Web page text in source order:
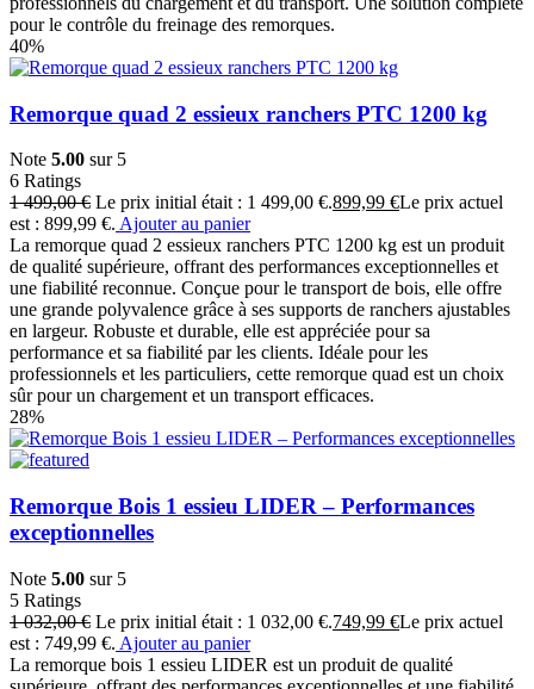
pour le contrôle du freinage des remorques.
40%
Remorque quad 2 essieux ranchers PTC 1200 kg
Note 5.00 sur 5
6 Ratings
1 499,00€ Le prix initial était : 1 499,00 €.899,99 €Le prix actuel
est : 899,99 €. Ajouter au panier
La remorque quad 2 essieux ranchers PTC 1200 kg est un produit
de qualité supérieure, offrant des performances exceptionnelles et
une fiabilité reconnue. Conçue pour le transport de bois, elle offre
une grande polyvalence grâce à ses supports de ranchers ajustables
en largeur. Robuste et durable, elle est appréciée pour sa
performance et sa fiabilité par les clients. Idéale pour les
professionnels et les particuliers, cette remorque quad est un choix
sûr pour un chargement et un transport efficaces.
28%
Remorque Bois 1 essieu LIDER – Performances
exceptionnelles
Note 5.00 sur 5
5 Ratings
1 032,00€ Le prix initial était : 1 032,00 €.749,99 €Le prix actuel
est : 749,99 €. Ajouter au panier
La remorque bois 1 essieu LIDER est un produit de qualité